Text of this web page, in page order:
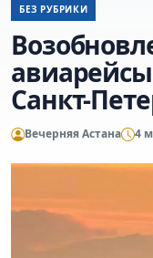
БЕЗ РУБРИКИ
Санкт-
Вечерняя Астана 4